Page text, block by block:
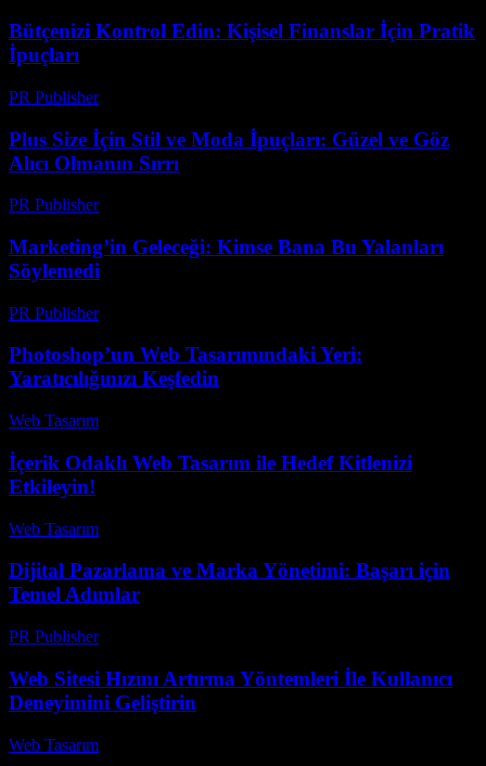
Bütçenizi Kontrol Edin: Kişisel Finanslar İçin Pratik
İpuçları
PR Publisher-
Plus Size İçin Stil ve Moda İpuçları: Güzel ve Göz
Alıcı Olmanın Sırrı
PR Publisher-
Marketing’in Geleceği: Kimse Bana Bu Yalanları
Söylemedi
PR Publisher-
Photoshop’un Web Tasarımındaki Yeri:
Yaratıcılığınızı Keşfedin
Web Tasarım
İçerik Odaklı Web Tasarım ile Hedef Kitlenizi
Etkileyin!
Web Tasarım
Dijital Pazarlama ve Marka Yönetimi: Başarı için
Temel Adımlar
PR Publisher-
Web Sitesi Hızını Artırma Yöntemleri İle Kullanıcı
Deneyimini Geliştirin
Web Tasarım